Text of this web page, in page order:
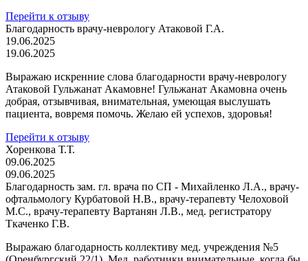
Перейти к отзыву
Благодарность врачу-неврологу Атаковой Г.А.
19.06.2025
19.06.2025
Выражаю искренние слова благодарности врачу-неврологу
Атаковой Гульжанат Акамовне! Гульжанат Акамовна очень
добрая, отзывчивая, внимательная, умеющая выслушать
пациента, вовремя помочь. Желаю ей успехов, здоровья!
Перейти к отзыву
Хоренкова Т.Т.
09.06.2025
09.06.2025
Благодарность зам. гл. врача по СП - Михайленко Л.А., врачу-
офтальмологу Курбатовой Н.В., врачу-терапевту Челоховой
М.С., врачу-терапевту Вартанян Л.В., мед. регистратору
Ткаченко Г.В.
Выражаю благодарность коллективу мед. учреждения №5